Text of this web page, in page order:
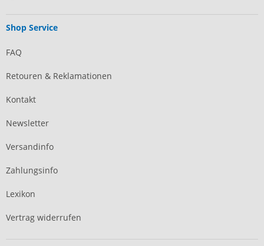
Shop Service
FAQ
Retouren & Reklamationen
Kontakt
Newsletter
Versandinfo
Zahlungsinfo
Lexikon
Vertrag widerrufen